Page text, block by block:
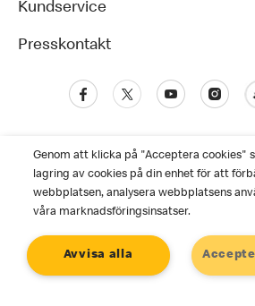
Kundservice
Presskontakt
Kundservice
Personuppgiftspolicy Cookies
Genom att klicka på "Acceptera cookies"
lagring av cookies på din enhet för att
webbplatsen, analysera webbplatsens
våra marknadsföringsinsatser.
Avvisa alla